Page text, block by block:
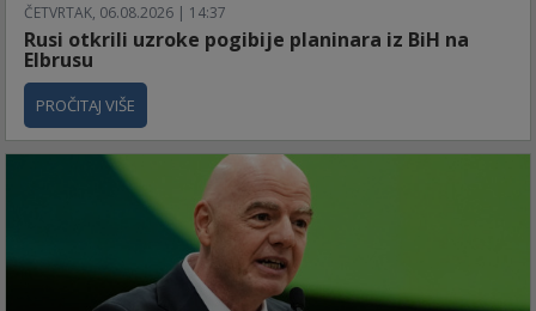
ČETVRTAK, 06.08.2026 | 14:37
Rusi otkrili uzroke pogibije planinara iz BiH na
Elbrusu
PROČITAJ VIŠE